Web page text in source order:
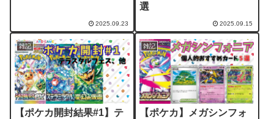
2025.09.23
選
2025.09.15
雑記
【ポケカ開封結果#1】テ
雑記
【ポケカ】メガシンフォ